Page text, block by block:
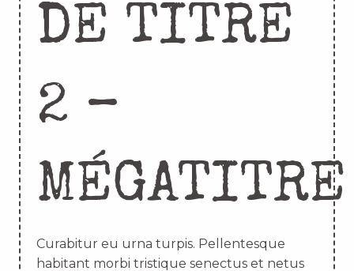
DE TITRE
2 –
MÉGATITRE
Curabitur eu urna turpis. Pellentesque
habitant morbi tristique senectus et netus